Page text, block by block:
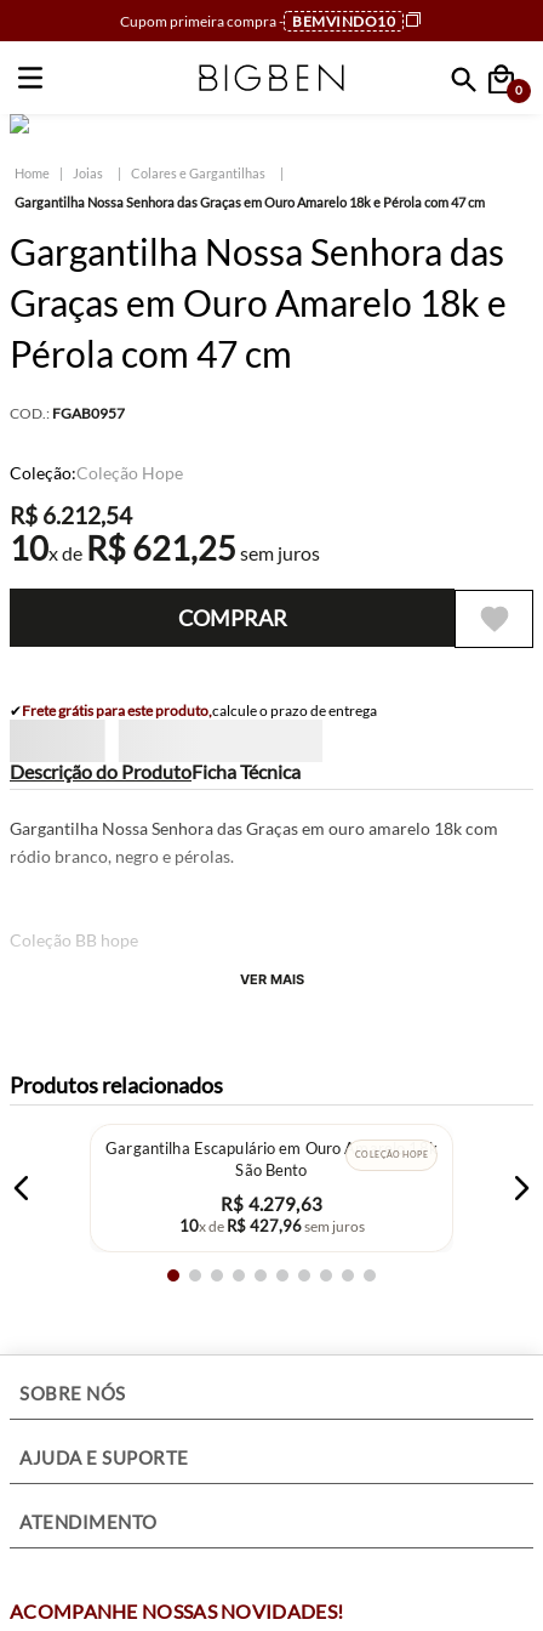
Cupom primeira compra - BEMVINDO10
Faça sua busca
0
Joias
Colares e Gargantilhas
Gargantilha Nossa Senhora das Graças em Ouro Amarelo 18k e Pérola com 47 cm
Gargantilha Nossa Senhora das
Graças em Ouro Amarelo 18k e
Pérola com 47 cm
COD.: FGAB0957
Coleção:Coleção Hope
R$ 6.212,54
10x de R$621,25 sem juros
COMPRAR
✔Frete grátis para este produto,calcule o prazo de entrega
Descrição do ProdutoFicha Técnica
Gargantilha Nossa Senhora das Graças em ouro amarelo 18k com
ródio branco, negro e pérolas.
Coleção BB hope
VER MAIS
Produtos relacionados
COLEÇÃO HOPE
Gargantilha Escapulário em Ouro Amarelo 18k
São Bento
R$ 4.279,63
10x de R$ 427,96sem juros
SOBRE NÓS
AJUDA E SUPORTE
ATENDIMENTO
ACOMPANHE NOSSAS NOVIDADES!